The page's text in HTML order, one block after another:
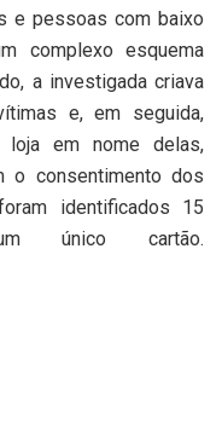
e pessoas com baixo
complexo esquema
a investigada criava
e, em seguida,
em nome delas,
o consentimento dos
identificados 15
único cartão.